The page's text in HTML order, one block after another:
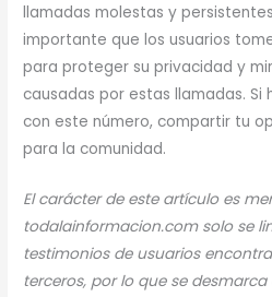
llamadas molestas y
importante que los usuarios
para proteger su privacidad y
causadas por estas llamadas. Si
con este número, compartir tu
para la comunidad.
El carácter de este artículo es
todalainformacion.com solo se
testimonios de usuarios
terceros, por lo que se